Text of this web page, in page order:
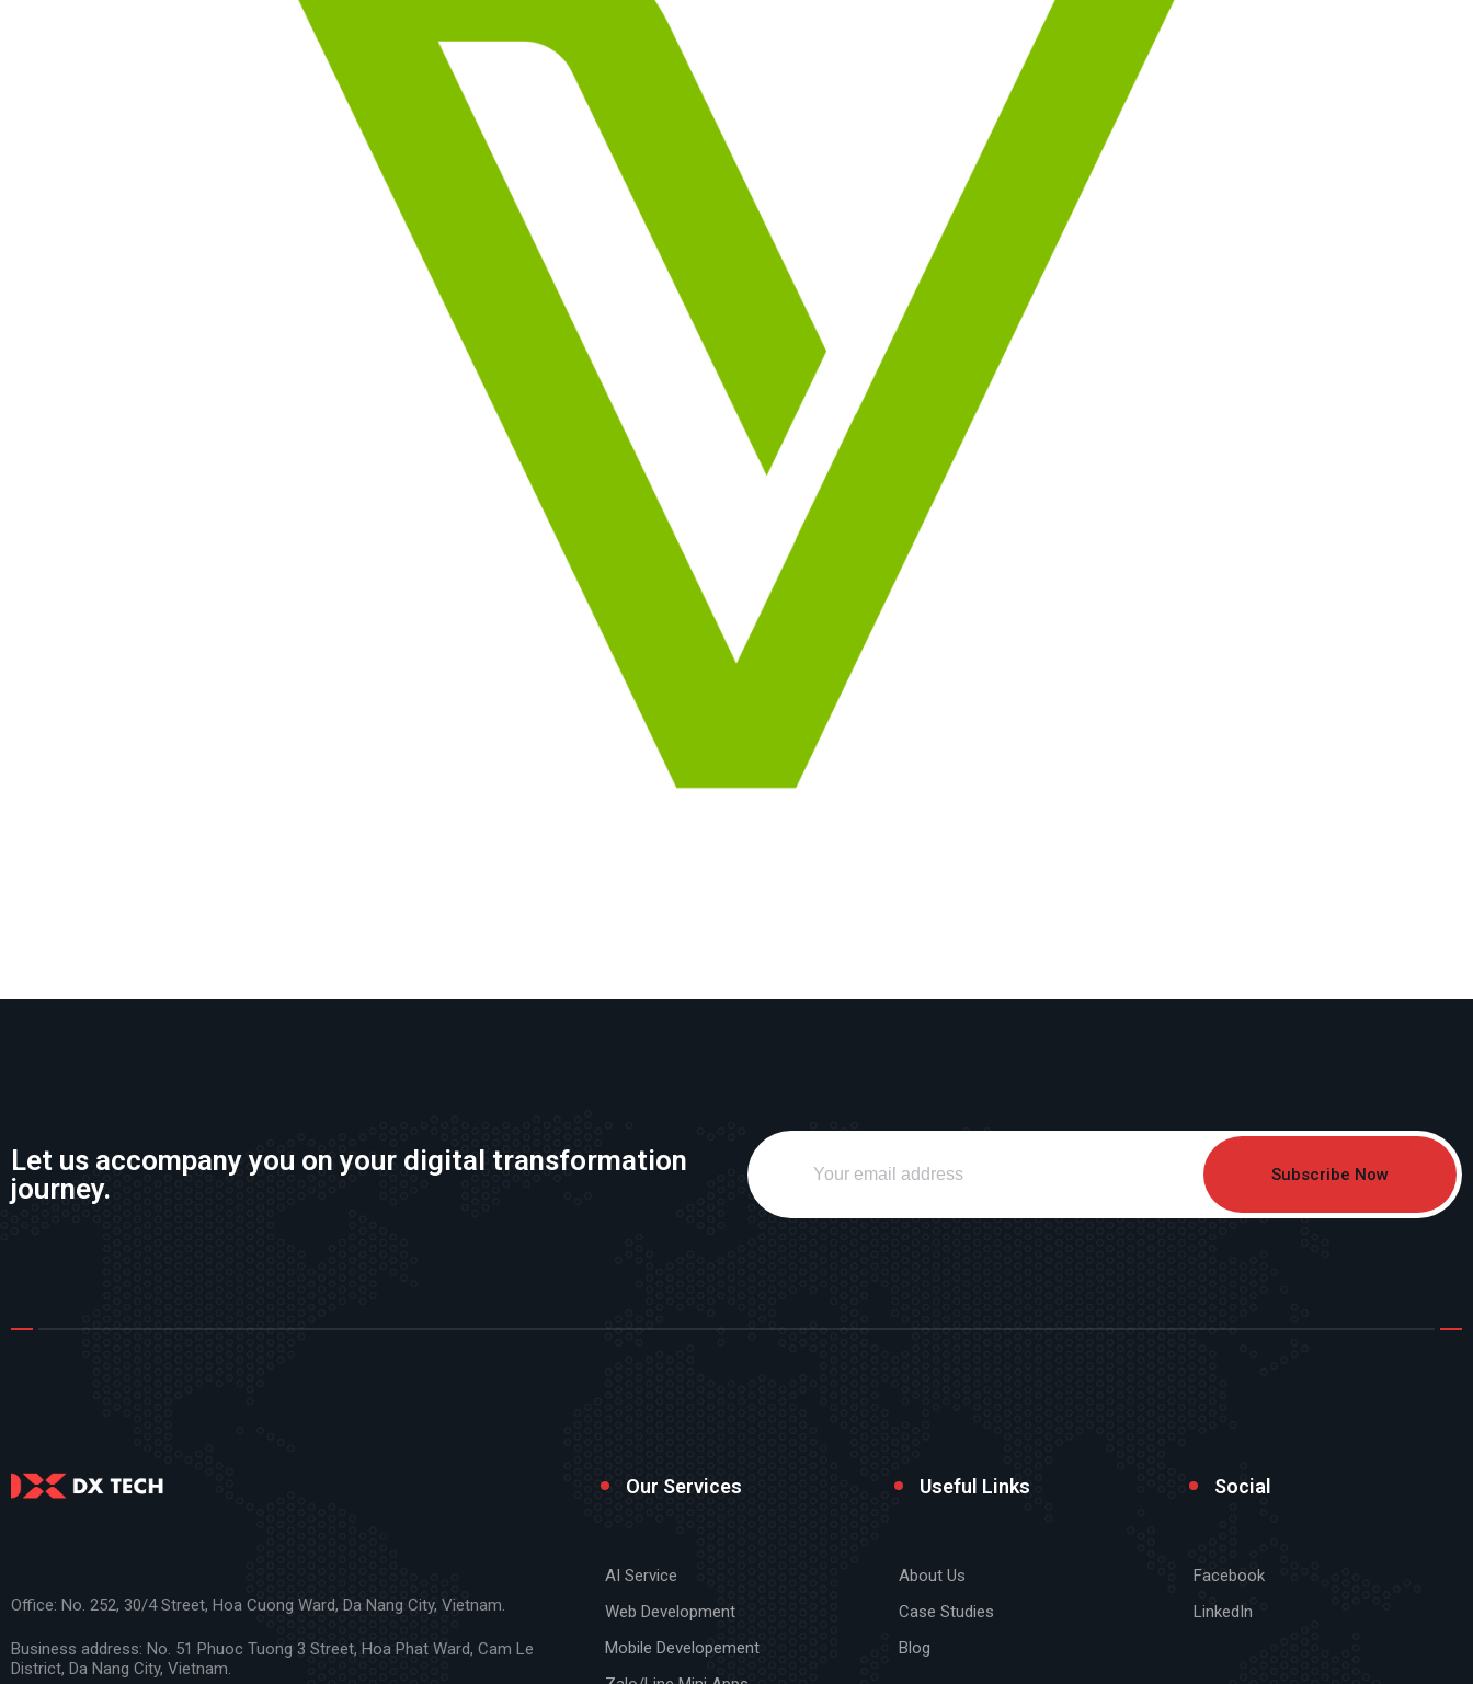
Let us accompany you on your digital transformation
journey.
Subscribe Now
Office: No. 252, 30/4 Street, Hoa Cuong Ward, Da Nang City, Vietnam.
Business address: No. 51 Phuoc Tuong 3 Street, Hoa Phat Ward, Cam Le
District, Da Nang City, Vietnam.
Our Services
AI Service
Web Development
Mobile Developement
Useful Links
About Us
Case Studies
Blog
Social
Facebook
LinkedIn